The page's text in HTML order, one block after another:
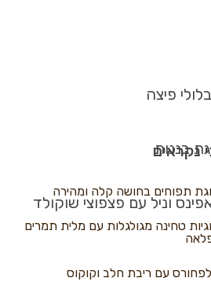
פיצה
בננות
וניל עם פצפוצי שוקולד
נקראים
תפוחים בחושה קלה ומהירה
טחינה מגולגלות עם מלית תמרים
עם ריבת חלב וקוקוס